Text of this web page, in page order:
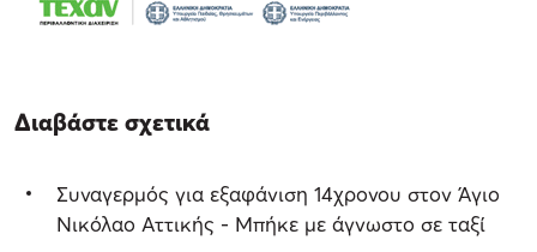
Διαβάστε σχετικά
Συναγερμός για εξαφάνιση 14χρονου στον Άγιο
Νικόλαο Αττικής - Μπήκε με άγνωστο σε ταξί